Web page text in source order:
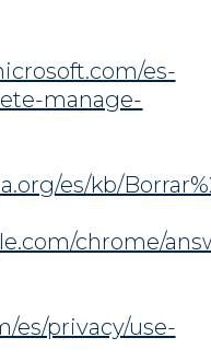
es-
manage-
es/kb/
chrome/
es/privacy/use-